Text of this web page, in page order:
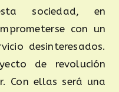
sociedad, en
con un
desinteresados.
de revolución
Con ellas será una